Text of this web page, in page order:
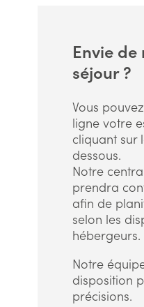
Envie de
séjour ?
Vous
ligne votre
cliquant sur
dessous.
Notre
prendra
afin de
selon les
hébergeurs.
Notre
disposition
précisions.